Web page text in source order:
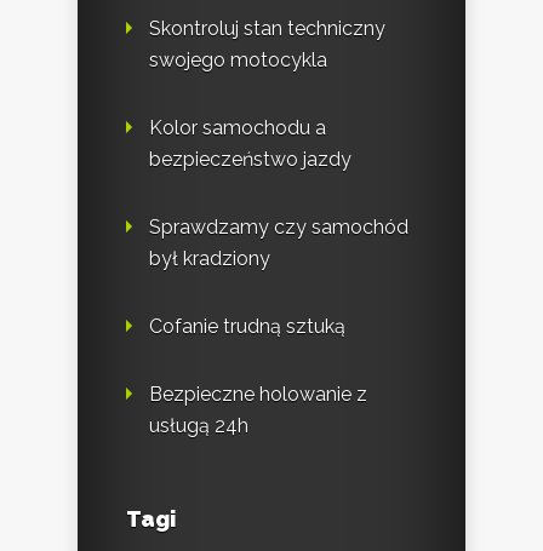
Skontroluj stan techniczny
swojego motocykla
Kolor samochodu a
bezpieczeństwo jazdy
Sprawdzamy czy samochód
był kradziony
Cofanie trudną sztuką
Bezpieczne holowanie z
usługą 24h
Tagi